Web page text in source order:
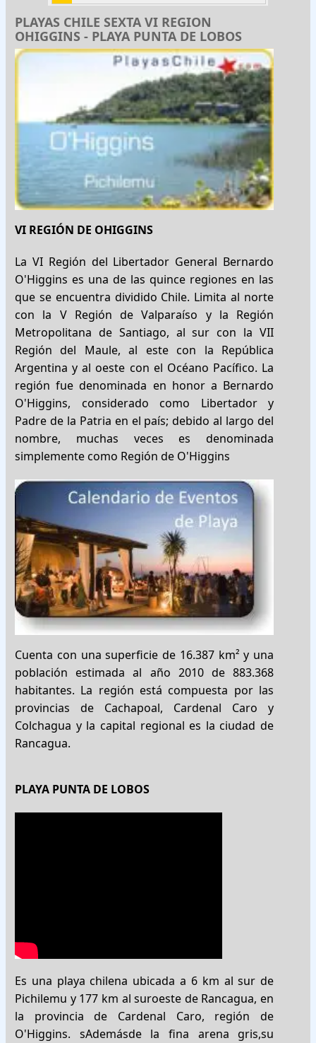
PLAYAS CHILE SEXTA VI REGION
OHIGGINS - PLAYA PUNTA DE LOBOS
VI REGIÓN DE OHIGGINS
La VI Región del Libertador General Bernardo
O'Higgins es una de las quince regiones en las
que se encuentra dividido Chile. Limita al norte
con la V Región de Valparaíso y la Región
Metropolitana de Santiago, al sur con la VII
Región del Maule, al este con la República
Argentina y al oeste con el Océano Pacífico. La
región fue denominada en honor a Bernardo
O'Higgins, considerado como Libertador y
Padre de la Patria en el país; debido al largo del
nombre, muchas veces es denominada
simplemente como Región de O'Higgins
Cuenta con una superficie de 16.387 km² y una
población estimada al año 2010 de 883.368
habitantes. La región está compuesta por las
provincias de Cachapoal, Cardenal Caro y
Colchagua y la capital regional es la ciudad de
Rancagua.
PLAYA PUNTA DE LOBOS
Es una playa chilena ubicada a 6 km al sur de
Pichilemu y 177 km al suroeste de Rancagua, en
la provincia de Cardenal Caro, región de
O'Higgins. sAdemásde la fina arena gris,su